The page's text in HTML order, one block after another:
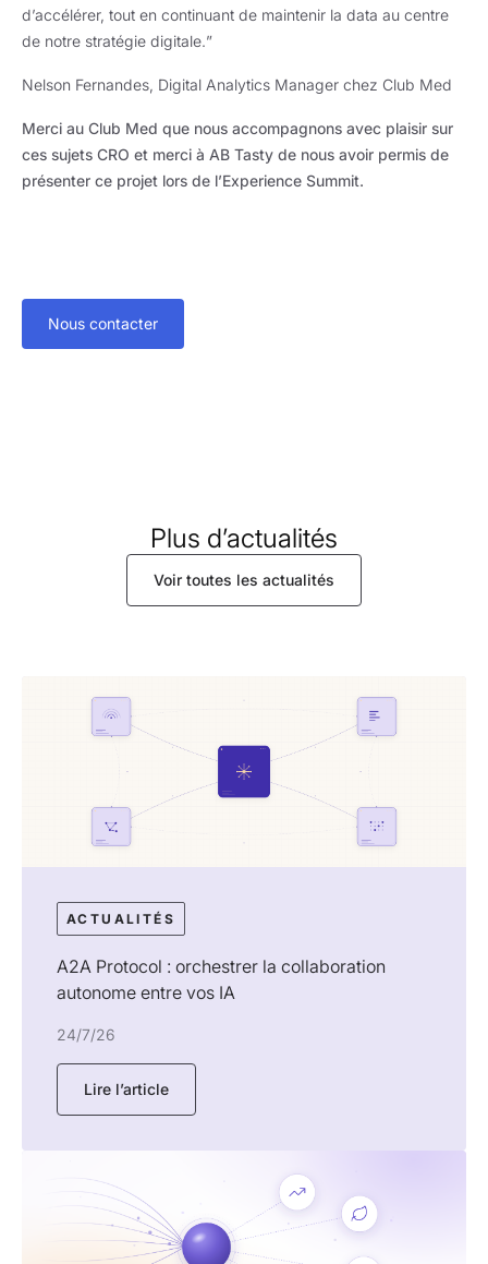
d’accélérer, tout en continuant de maintenir la data au centre
de notre stratégie digitale.”
Nelson Fernandes, Digital Analytics Manager chez Club Med
Merci au Club Med que nous accompagnons avec plaisir sur
ces sujets CRO et merci à AB Tasty de nous avoir permis de
présenter ce projet lors de l’Experience Summit.
Nous contacter
Plus d’actualités
Voir toutes les actualités
ACTUALITÉS
A2A Protocol : orchestrer la collaboration
autonome entre vos IA
24/7/26
Lire l’article